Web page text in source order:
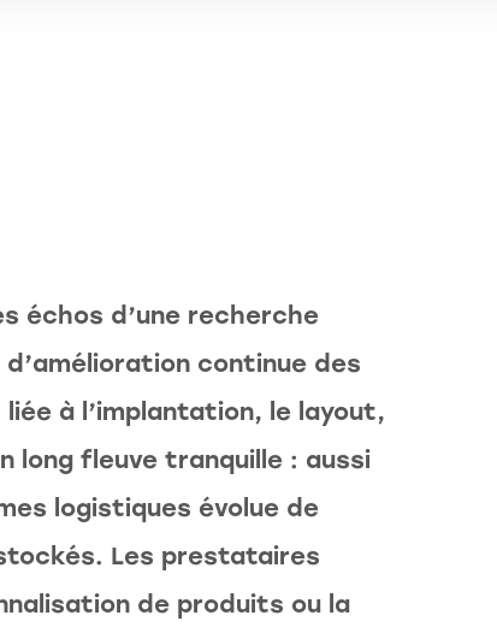
échos d’une recherche
continue des
à l’implantation, le layout,
long fleuve tranquille : aussi
logistiques évolue de
Les prestataires
de produits ou la
Responsable de la
Logistic